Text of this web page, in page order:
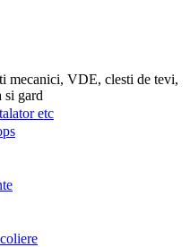
mecanici, VDE, clesti de tevi,
si gard
etc